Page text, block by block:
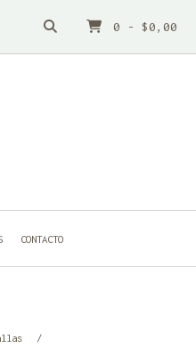
0 - $0,00
CONTACTO